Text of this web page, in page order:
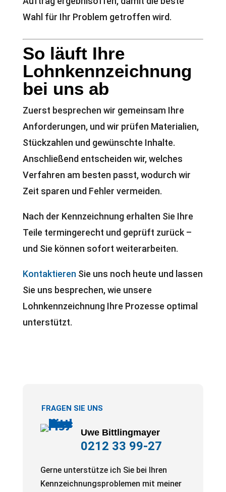
Wahl für Ihr Problem getroffen wird.
So läuft Ihre
Lohnkennzeichnung
bei uns ab
Zuerst besprechen wir gemeinsam Ihre
Anforderungen, und wir prüfen Materialien,
Stückzahlen und gewünschte Inhalte.
Anschließend entscheiden wir, welches
Verfahren am besten passt, wodurch wir
Zeit sparen und Fehler vermeiden.
Nach der Kennzeichnung erhalten Sie Ihre
Teile termingerecht und geprüft zurück –
und Sie können sofort weiterarbeiten.
Kontaktieren Sie uns noch heute und lassen
Sie uns besprechen, wie unsere
Lohnkennzeichnung Ihre Prozesse optimal
unterstützt.
FRAGEN SIE UNS
Uwe Bittlingmayer
0212 33 99-27
Gerne unterstütze ich Sie bei Ihren
Kennzeichnungsproblemen mit meiner